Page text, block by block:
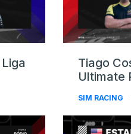
Tiago
Ultimate
SIM RACING